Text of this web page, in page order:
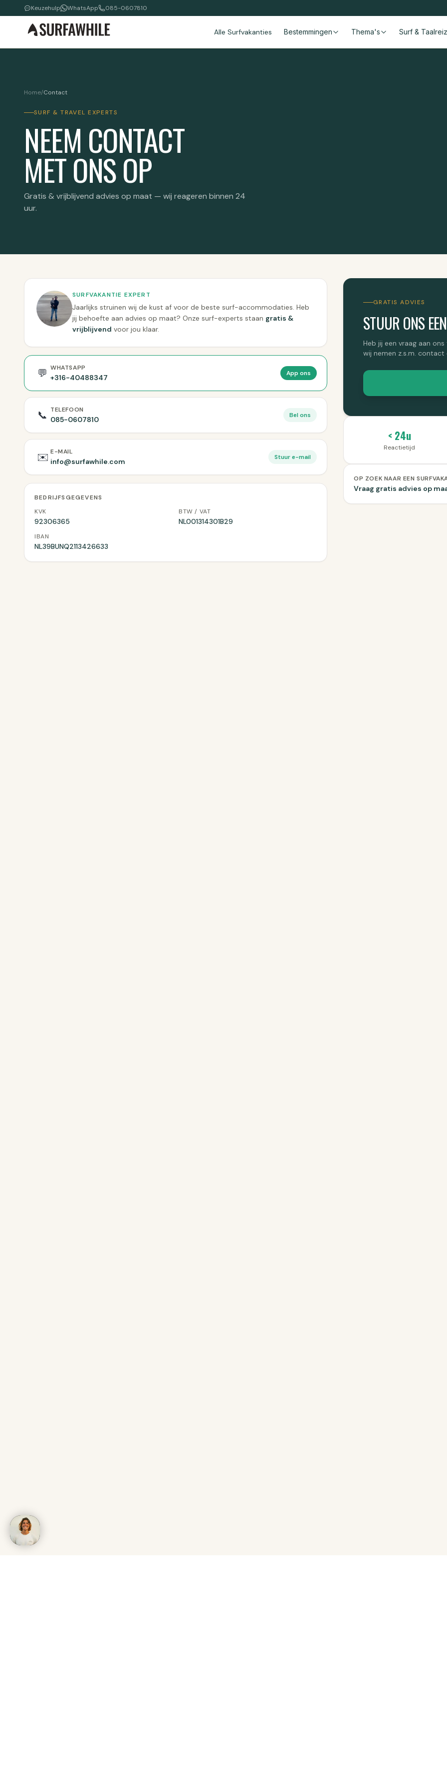
Keuzehulp WhatsApp 085-0607810
Alle Surfvakanties Bestemmingen Thema's Surf &
Home/Contact
SURF & TRAVEL EXPERTS
NEEM CONTACT
MET ONS OP
Gratis & vrijblijvend advies op maat — wij reageren binnen 24
uur.
SURFVAKANTIE EXPERT
Jaarlijks struinen wij de kust af voor de beste surf-accommodaties. Heb
jij behoefte aan advies op maat? Onze surf-experts staan gratis &
vrijblijvend voor jou klaar.
💬 WHATSAPP
+316-40488347 App ons
📞 TELEFOON
085-0607810 Bel ons
✉️ E-MAIL
info@surfawhile.com Stuur e-mail
BEDRIJFSGEGEVENS
KVK
92306365
BTW / VAT
NL001314301B29
IBAN
NL39BUNQ2113426633
GRATIS ADVIES
STUUR ONS
Heb jij een vraag aan
wij nemen z.s.m. contact
< 24u
Reactietijd
OP ZOEK NAAR EEN
Vraag gratis advies op